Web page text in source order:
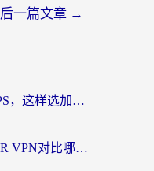
后一篇文章 →
海外党必看：除了回国VPS，这样选加速器也能无缝刷国内资源？
迅游VPN好用吗？和UfunR VPN对比哪个回国效果更好？海外党亲测避坑指南